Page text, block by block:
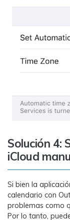
Solución 4:
iCloud
Si bien la
calendario con
problemas como
Por lo tanto,